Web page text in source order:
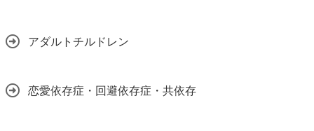
アダルトチルドレン
恋愛依存症・回避依存症・共依存